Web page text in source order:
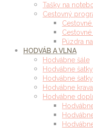
Tašky na
Cestovný
Cestovné
Púzdra
HODVÁB A VLNA
Hodvábne šále
Hodvábne šatky
Hodvábne
Hodvábne
Hodvábne